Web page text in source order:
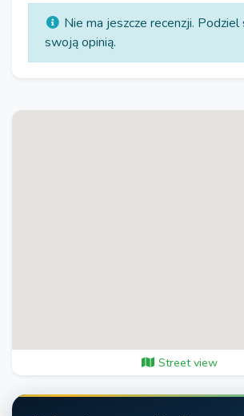
Nie ma jeszcze recenzji. Podziel
swoją opinią.
Street view